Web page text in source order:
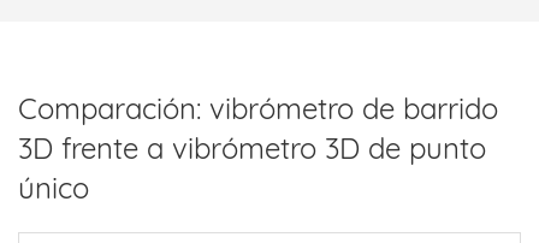
Comparación: vibrómetro de barrido
3D frente a vibrómetro 3D de punto
único